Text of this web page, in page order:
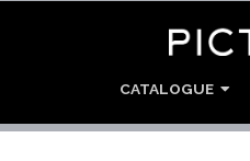
CATALOGUE